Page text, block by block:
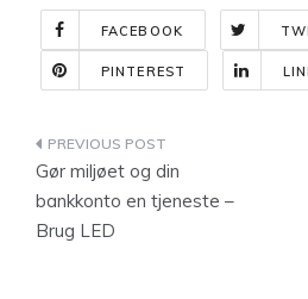
FACEBOOK
PINTEREST
Indlægsnavigation
Gør miljøet og din
bankkonto en tjeneste –
Brug LED